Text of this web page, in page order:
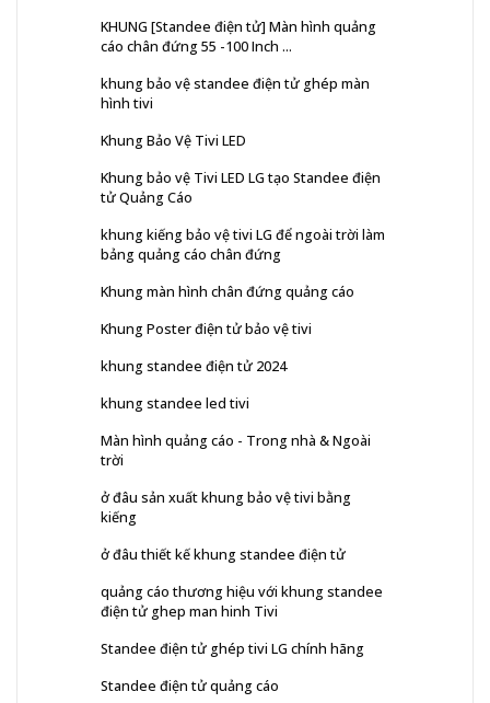
KHUNG [Standee điện tử] Màn hình quảng
cáo chân đứng 55 -100 Inch ...
khung bảo vệ standee điện tử ghép màn
hình tivi
Khung Bảo Vệ Tivi LED
Khung bảo vệ Tivi LED LG tạo Standee điện
tử Quảng Cáo
khung kiếng bảo vệ tivi LG để ngoài trời làm
bảng quảng cáo chân đứng
Khung màn hình chân đứng quảng cáo
Khung Poster điện tử bảo vệ tivi
khung standee điện tử 2024
khung standee led tivi
Màn hình quảng cáo - Trong nhà & Ngoài
trời
ở đâu sản xuất khung bảo vệ tivi bằng
kiếng
ở đâu thiết kế khung standee điện tử
quảng cáo thương hiệu với khung standee
điện tử ghep man hinh Tivi
Standee điện tử ghép tivi LG chính hãng
Standee điện tử quảng cáo